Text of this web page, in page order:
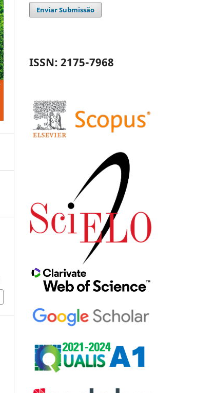
Enviar Submissão
ISSN: 2175-7968